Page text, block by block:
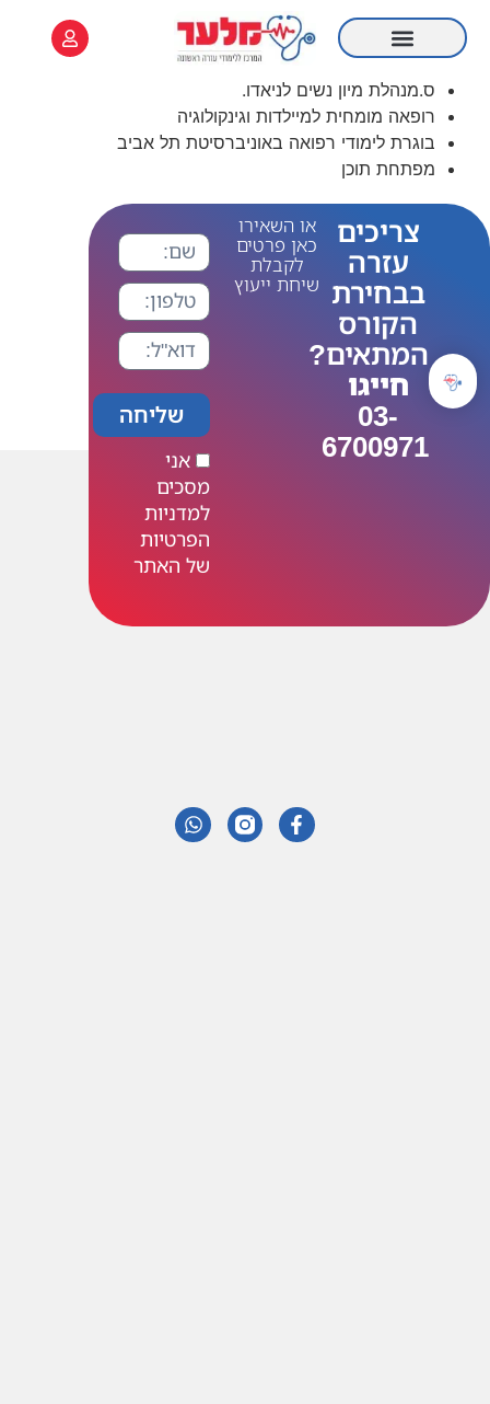
לתוכן
ס.מנהלת מיון נשים לניאדו.
רופאה מומחית למיילדות וגינקולוגיה
בוגרת לימודי רפואה באוניברסיטת תל אביב
מפתחת תוכן
צריכים
עזרה
בבחירת
הקורס
המתאים?
חייגו
03-
6700971
או השאירו
כאן פרטים
לקבלת
שיחת ייעוץ
אני
מסכים
למדניות
הפרטיות
של האתר
שליחה